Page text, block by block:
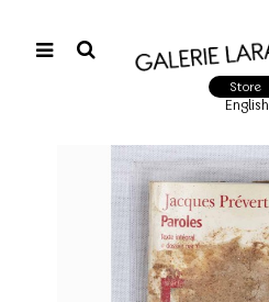
Store
English